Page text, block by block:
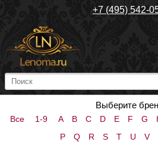
+7 (495) 542-
Выберите
Все 1-9 A B C D E F G
P
Q R S T U V